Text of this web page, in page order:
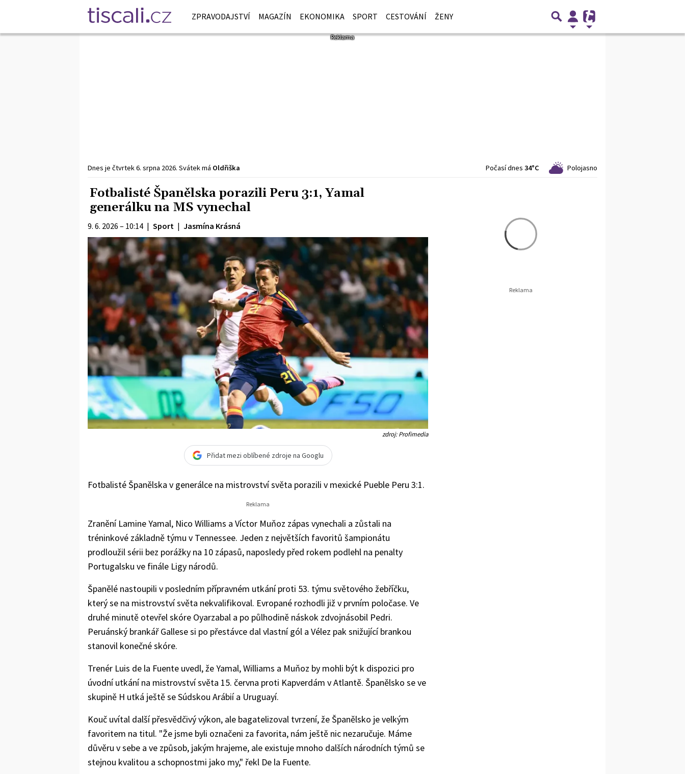
ZPRAVODAJSTVÍ MAGAZÍN EKONOMIKA SPORT CESTOVÁNÍ ŽENY
Dnes je čtvrtek6. srpna 2026. Svátek má Oldřiška Počasí dnes 34°C Polojasno
Fotbalisté Španělska porazili Peru 3:1, Yamal
generálku na MS vynechal
9. 6. 2026 – 10:14 | Sport | Jasmína Krásná
zdroj: Profimedia
Přidat mezi oblíbené zdroje na Googlu
Fotbalisté Španělska v generálce na mistrovství světa porazili v mexické Pueble Peru 3:1.
Zranění Lamine Yamal, Nico Williams a Víctor Muňoz zápas vynechali a zůstali na
tréninkové základně týmu v Tennessee. Jeden z největších favoritů šampionátu
prodloužil sérii bez porážky na 10 zápasů, naposledy před rokem podlehl na penalty
Portugalsku ve finále Ligy národů.
Španělé nastoupili v posledním přípravném utkání proti 53. týmu světového žebříčku,
který se na mistrovství světa nekvalifikoval. Evropané rozhodli již v prvním poločase. Ve
druhé minutě otevřel skóre Oyarzabal a po půlhodině náskok zdvojnásobil Pedri.
Peruánský brankář Gallese si po přestávce dal vlastní gól a Vélez pak snižující brankou
stanovil konečné skóre.
Trenér Luis de la Fuente uvedl, že Yamal, Williams a Muňoz by mohli být k dispozici pro
úvodní utkání na mistrovství světa 15. června proti Kapverdám v Atlantě. Španělsko se ve
skupině H utká ještě se Súdskou Arábií a Uruguayí.
Kouč uvítal další přesvědčivý výkon, ale bagatelizoval tvrzení, že Španělsko je velkým
favoritem na titul. "Že jsme byli označeni za favorita, nám ještě nic nezaručuje. Máme
důvěru v sebe a ve způsob, jakým hrajeme, ale existuje mnoho dalších národních týmů se
stejnou kvalitou a schopnostmi jako my," řekl De la Fuente.